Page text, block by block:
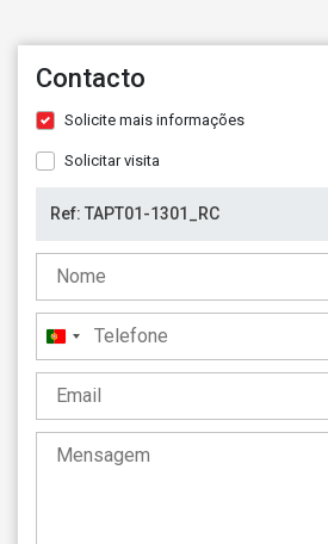
Contacto
Solicite mais informações
Solicitar visita
Portugal
+351